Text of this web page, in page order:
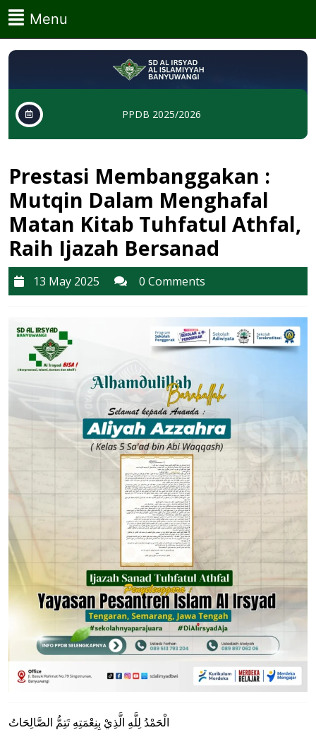
Skip
to
content
Menu
PPDB 2025/2026
Prestasi Membanggakan :
Mutqin Dalam Menghafal
Matan Kitab Tuhfatul Athfal,
Raih Ijazah Bersanad
13 May 2025
13
May
0 Comments
الْحَمْدُ لِلَّهِ الَّذِيْ بِنِعْمَتِهِ تَتِمُّ الصَّالِحَاتُ